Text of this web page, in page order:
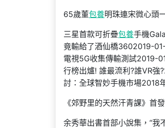
65歲董包養明珠連宋微心頭
三星首款可折疊包養手機
竟輸給了酒仙橋3602019-
電視5G收集傳輸測試2019-
行榜出爐! 誰最流利?誰VR
討：全球智妙手機市場2018
《郊野里的天然汗青課》首
余秀華出書首部小說集，“我